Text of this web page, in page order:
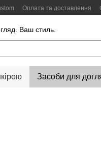
Оплата та доставлення
Ваш стиль.
Засоби для